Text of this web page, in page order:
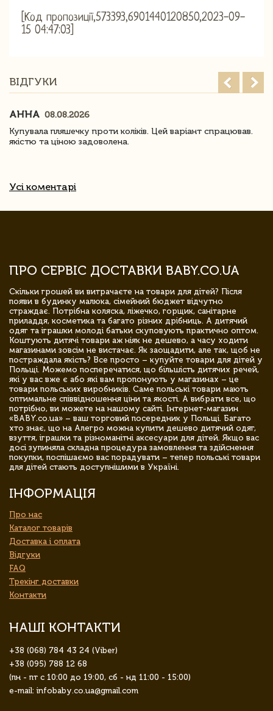
[Код пропозиції,573393,6901440120850,2023-09-
15 04:47:03]
ВІДГУКИ
АННА 08.08.2026
Купувала пляшечку проти коліків. Цей варіант спрацював.
якістю та ціною задоволена.
Усі коментарі
ПРО СЕРВІС ДОСТАВКИ BABY.CO.UA
Скільки грошей ви витрачаєте на товари для дітей? Після
появи в будинку малюка, сімейний бюджет відчутно
страждає. Потрібна коляска, ліжечко, горщик, санітарне
приладдя, косметика та багато різних дрібниць. А дитячий
одяг та іграшки молоді батьки скуповують практично оптом.
Коштують дитячі товари аж ніяк не дешево, а часу ходити
магазинами зовсім не вистачає. Як заощадити, але так, щоб не
постраждала якість? Все просто – купуйте товари для дітей у
Польщі. Можемо посперечатися, що більшість дитячих речей,
які у вас вже є або які вам пропонують у магазинах – це
товари польських виробників. Саме польські товари мають
оптимальне співвідношення ціни та якості. А вибрати все, що
потрібно, ви можете на нашому сайті. Інтернет-магазин
«BABY.co.ua» – ваш торговий посередник у Польщі. Багато
хто знає, що на Алегро можна купити дешево дитячий одяг,
взуття, іграшки та різноманітні аксесуари для дітей. Якщо вас
досі зупиняла складна процедура замовлення та здійснення
покупки, поспішаємо вас порадувати – тепер польські товари
для дітей стають доступнішими в Україні.
ІНФОРМАЦІЯ
Про нас
Каталог товарів
Доставка і оплата
Відгуки
FAQ
Трекінг доставки
Контакти
НАШІ КОНТАКТИ
+38 (068) 784 43 24 (Viber)
+38 (095) 788 12 68
(пн - пт с 10:00 до 19:00, сб - нд 11:00 - 15:00)
e-mail: infobaby.co.ua@gmail.com